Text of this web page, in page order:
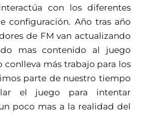
con los diferentes
configuración. Año tras año
de FM van actualizando
mas contenido al juego
conlleva más trabajo para los
parte de nuestro tiempo
el juego para intentar
poco mas a la realidad del